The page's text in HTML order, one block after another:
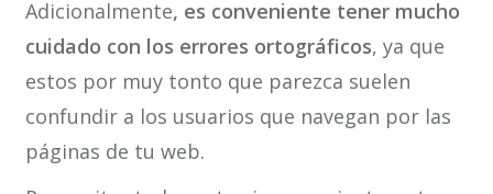
Adicionalmente, es conveniente tener mucho
cuidado con los errores ortográficos, ya que
estos por muy tonto que parezca suelen
confundir a los usuarios que navegan por las
páginas de tu web.